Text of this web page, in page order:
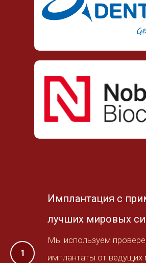
Имплантация с
лучших мировых
Мы используем
имплантаты от